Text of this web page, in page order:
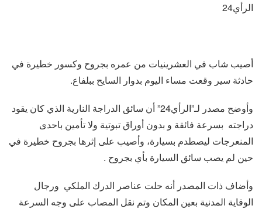
الرأي24
أصيب شاب في العشرينيات من عمره بجروح وكسور خطيرة في
حادثة سير وقعت مساء اليوم بدوار السايح ببلفاع.
وأوضح مصدر لـ”الرأي24” أن سائق الدراجة النارية الذي كان يقود
دراجته بسرعة فائقة و بدون أوراق تبوتية ولا تأمين باحدى
المنعرجات ليصطدم بسيارة، وأصيب على إثرها بجروح خطيرة في
حين لم يصب سائق السيارة بأي بجروح .
وأضاف ذات المصدر أنه حلت عناصر الدرك الملكي ورجال
الوقاية المدنية بعين المكان وتم نقل المصاب على وجه السرعة